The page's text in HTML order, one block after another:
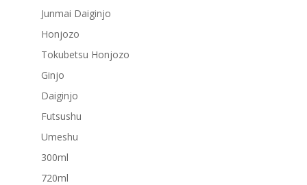
Junmai Daiginjo
Honjozo
Tokubetsu Honjozo
Ginjo
Daiginjo
Futsushu
Umeshu
300ml
720ml